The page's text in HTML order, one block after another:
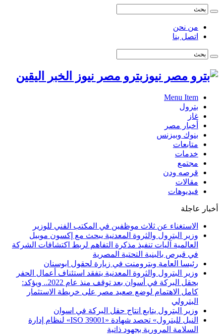
من نحن
اتصل بنا
بترو مصر نيوز الخبر اليقين
Menu Item
بترول
غاز
أخبار مصر
بنوك وبيزنس
متابعات
خدمات
مجتمع
قرصه ودن
مقالات
فيديوهات
أخبار عاجلة
الاستغناء عن ثلاث موظفين في المكتب الفني للوزير
وزير البترول والثروة المعدنية يبحث مع إكسون موبيل
العالمية آليات تنفيذ مذكرة التفاهم لربط اكتشافات الشركة
في قبرص بالبنية التحتية المصرية
رئيسا العامة وبترومنت في زيارة لحقول ابوسنان
وزير البترول والثروة المعدنية يتفقد استئناف أعمال الحفر
بحقل البركة في أسوان بعد توقف منذ عام 2022.. ويؤكد:
كامل الاهتمام لوضع صعيد مصر على خريطة الاستثمار
البترولي
وزير البترول يتابع انتاج حقل البركة في اسوان
النيل للبترول» تحصد شهادة «ISO 39001» لنظام إدارة
السلامة المرورية بجهود ذاتية